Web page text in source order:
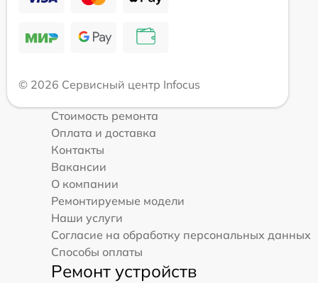
© 2026 Сервисный центр Infocus
Стоимость ремонта
Оплата и доставка
Контакты
Вакансии
О компании
Ремонтируемые модели
Наши услуги
Согласие на обработку персональных данных
Способы оплаты
Ремонт устройств